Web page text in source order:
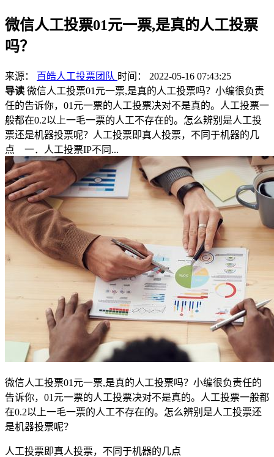
微信人工投票01元一票,是真的人工投票
吗？
来源： 百皓人工投票团队 时间： 2022-05-16 07:43:25
导读 微信人工投票01元一票,是真的人工投票吗？小编很负责
任的告诉你，01元一票的人工投票决对不是真的。人工投票一
般都在0.2以上一毛一票的人工不存在的。怎么辨别是人工投
票还是机器投票呢？人工投票即真人投票，不同于机器的几
点 一．人工投票IP不同...
微信人工投票01元一票,是真的人工投票吗？小编很负责任的
告诉你，01元一票的人工投票决对不是真的。人工投票一般都
在0.2以上一毛一票的人工不存在的。怎么辨别是人工投票还
是机器投票呢？
人工投票即真人投票，不同于机器的几点